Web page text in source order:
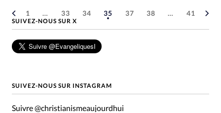
1 … 33 34 35 37 38 … 41
SUIVEZ-NOUS SUR X
SUIVEZ-NOUS SUR INSTAGRAM
Suivre @christianismeaujourdhui